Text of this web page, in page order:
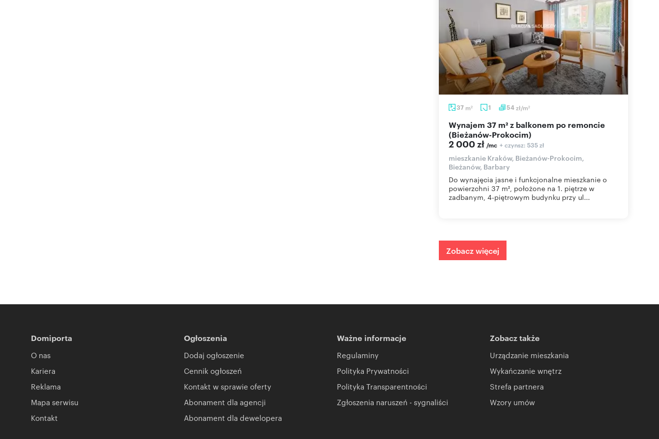
37 m2 1 54zł/m2
Wynajem 37 m² z balkonem po remoncie
(Bieżanów-Prokocim)
2 000 zł /mc + czynsz: 535 zł
mieszkanie Kraków, Bieżanów-Prokocim,
Bieżanów, Barbary
Do wynajęcia jasne i funkcjonalne mieszkanie o
powierzchni 37 m², położone na 1. piętrze w
zadbanym, 4-piętrowym budynku przy ul...
Zobacz więcej
Domiporta
O nas
Kariera
Reklama
Mapa serwisu
Kontakt
Ogłoszenia
Dodaj ogłoszenie
Cennik ogłoszeń
Kontakt w sprawie oferty
Abonament dla agencji
Abonament dla dewelopera
Ważne informacje
Regulaminy
Polityka Prywatności
Polityka Transparentności
Zgłoszenia naruszeń - sygnaliści
Zobacz także
Urządzanie mieszkania
Wykańczanie wnętrz
Strefa partnera
Wzory umów